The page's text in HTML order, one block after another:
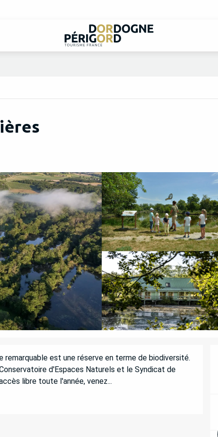
est une réserve en terme de biodiversité.
d'Espaces Naturels et le Syndicat de
libre toute l'année, venez...